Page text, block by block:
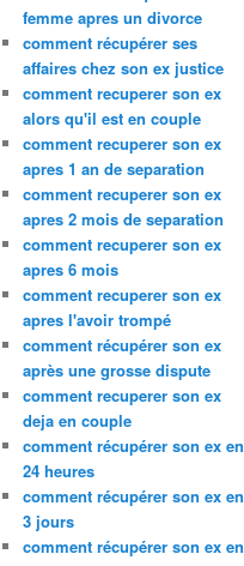
femme apres un divorce
comment récupérer ses
affaires chez son ex justice
comment recuperer son ex
alors qu'il est en couple
comment recuperer son ex
apres 1 an de separation
comment recuperer son ex
apres 2 mois de separation
comment recuperer son ex
apres 6 mois
comment recuperer son ex
apres l'avoir trompé
comment récupérer son ex
après une grosse dispute
comment recuperer son ex
deja en couple
comment récupérer son ex en
24 heures
comment récupérer son ex en
3 jours
comment récupérer son ex en